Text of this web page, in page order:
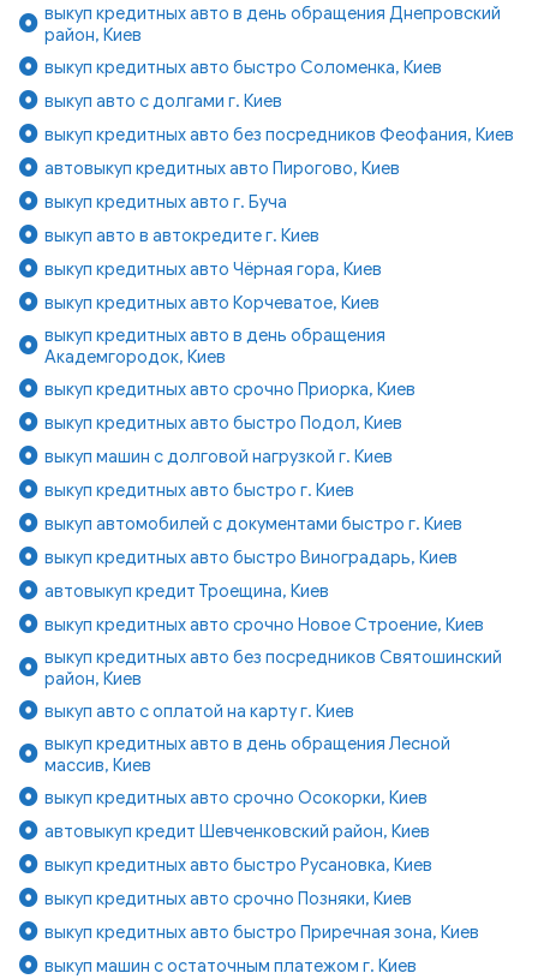
выкуп кредитных авто в день обращения Днепровский
район, Киев
выкуп кредитных авто быстро Соломенка, Киев
выкуп авто с долгами г. Киев
выкуп кредитных авто без посредников Феофания, Киев
автовыкуп кредитных авто Пирогово, Киев
выкуп кредитных авто г. Буча
выкуп авто в автокредите г. Киев
выкуп кредитных авто Чёрная гора, Киев
выкуп кредитных авто Корчеватое, Киев
выкуп кредитных авто в день обращения
Академгородок, Киев
выкуп кредитных авто срочно Приорка, Киев
выкуп кредитных авто быстро Подол, Киев
выкуп машин с долговой нагрузкой г. Киев
выкуп кредитных авто быстро г. Киев
выкуп автомобилей с документами быстро г. Киев
выкуп кредитных авто быстро Виноградарь, Киев
автовыкуп кредит Троещина, Киев
выкуп кредитных авто срочно Новое Строение, Киев
выкуп кредитных авто без посредников Святошинский
район, Киев
выкуп авто с оплатой на карту г. Киев
выкуп кредитных авто в день обращения Лесной
массив, Киев
выкуп кредитных авто срочно Осокорки, Киев
автовыкуп кредит Шевченковский район, Киев
выкуп кредитных авто быстро Русановка, Киев
выкуп кредитных авто срочно Позняки, Киев
выкуп кредитных авто быстро Приречная зона, Киев
выкуп машин с остаточным платежом г. Киев